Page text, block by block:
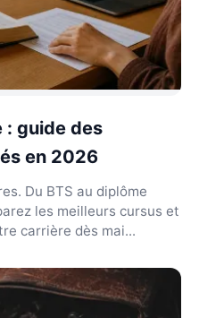
: guide des
en 2026
Du BTS au diplôme
les meilleurs cursus et
carrière dès mai...